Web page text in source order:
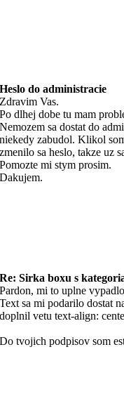
Heslo do administracie
Zdravim Vas.
Po dlhej dobe tu mam
Nemozem sa dostat do
niekedy zabudol. Klikol
zmenilo sa heslo, takze uz
Pomozte mi stym prosim.
Dakujem.
Re: Sirka boxu s
Pardon, mi to uplne
Text sa mi podarilo dostat
doplnil vetu text-align:
Do tvojich podpisov som